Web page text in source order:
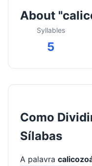
About
Syllables
5
Como
Sílabas
A palavra